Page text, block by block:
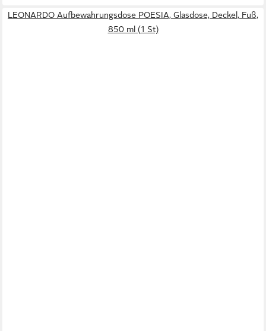
LEONARDO Aufbewahrungsdose POESIA, Glasdose, Deckel, Fuß,
850 ml (1 St)